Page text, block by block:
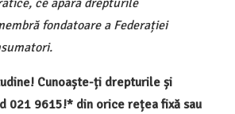
ce apără drepturile
fondatoare a Federației
Cunoaște-ți drepturile și
021 9615!* din orice rețea fixă sau